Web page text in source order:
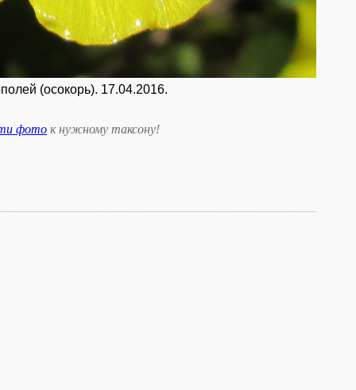
(осокорь). 17.04.2016.
фото к нужному таксону!